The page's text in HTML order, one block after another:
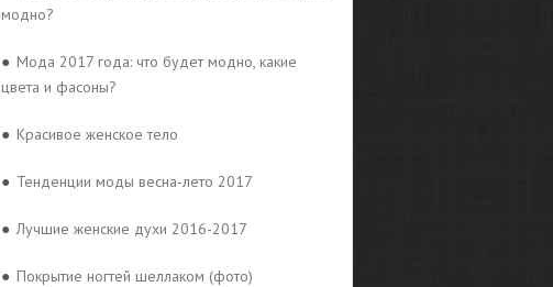
модно?
● Мода 2017 года: что будет модно, какие
цвета и фасоны?
● Красивое женское тело
● Тенденции моды весна-лето 2017
● Лучшие женские духи 2016-2017
● Покрытие ногтей шеллаком (фото)